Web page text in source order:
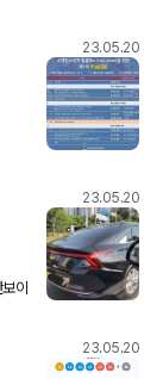
23.05.20
23.05.20
이
23.05.20